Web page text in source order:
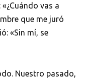
vas a
que me juró
«Sin mí, se
Nuestro pasado,